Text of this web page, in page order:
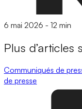
6 mai 2026 - 12 min
Plus d’articles
Communiqués de
de presse